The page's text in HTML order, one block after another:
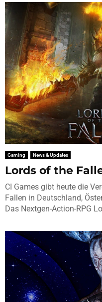
Gaming News & Updates
Lords of the
CI Games gibt heute die
Fallen in Deutschland,
Das Nextgen-Action-RPG